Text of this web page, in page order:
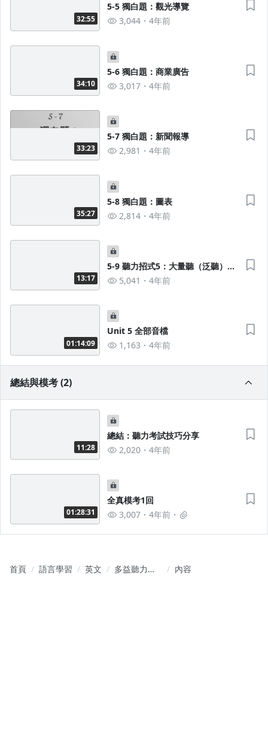
32:55
5-5 獨白題：觀光導覽
3,044
4年前
34:10
5-6 獨白題：商業廣告
3,017
4年前
33:23
5-7 獨白題：新聞報導
2,981
4年前
35:27
5-8 獨白題：圖表
2,814
4年前
13:17
5-9 聽力招式5：大量聽（泛聽）＋
獨白題高頻100句 X 三國口音音檔
5,041 4年前
01:14:09
Unit 5 全部音檔
1,163
4年前
總結與模考 (2)
11:28
總結：聽力考試技巧分享
2,020
4年前
01:28:31
全真模考1回
3,007
4年前
首頁 語言學習 英文
多益聽力大
內容